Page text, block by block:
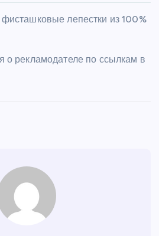
лепестки из 100%
рекламодателе по ссылкам в